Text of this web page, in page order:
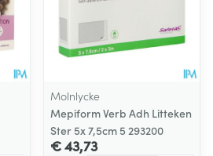
Molnlycke
Mepiform Verb Adh Litteken
Ster 5x 7,5cm 5 293200
€ 43,73